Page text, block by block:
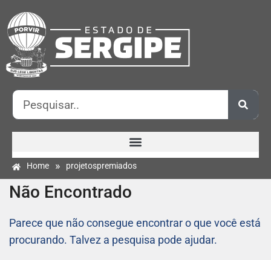
Home » projetospremiados
Não Encontrado
Parece que não consegue encontrar o que você está
procurando. Talvez a pesquisa pode ajudar.